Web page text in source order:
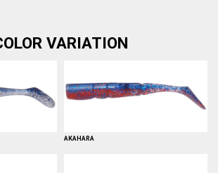
VARIATION
AKAHARA